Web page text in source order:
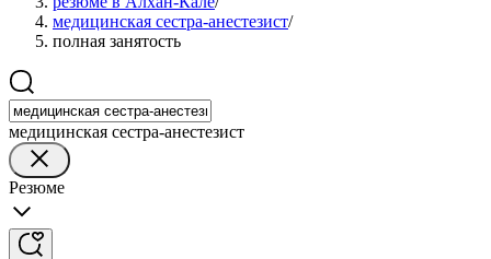
медицинская сестра-анестезист/
полная занятость
медицинская сестра-анестезист
Резюме